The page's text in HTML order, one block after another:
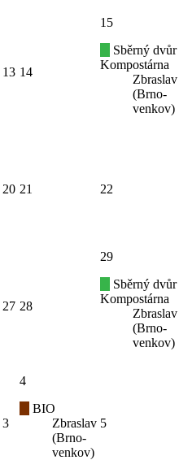
13 14
15
Sběrný dvůr
Kompostárna
Zbraslav
(Brno-
venkov)
20 21 22
27 28
29
Sběrný dvůr
Kompostárna
Zbraslav
(Brno-
venkov)
3
4
BIO
Zbraslav
(Brno-
venkov)
5